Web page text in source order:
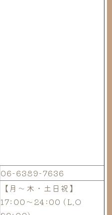
06-6389-7636
【月～木・土日祝】
17:00～24:00 (L.O